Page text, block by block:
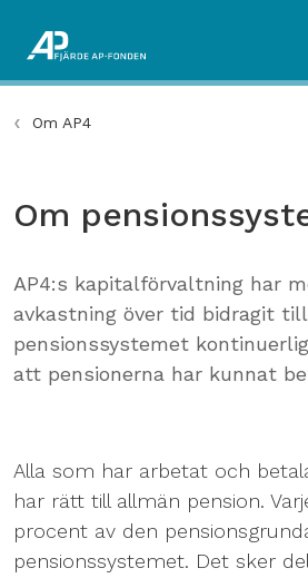
Om AP4
Om
AP4:s kapitalförvaltning har
avkastning över tid bidragit
pensionssystemet
att pensionerna har kunnat
Alla som har arbetat och
har rätt till allmän pension.
procent av den
pensionssystemet. Det sker